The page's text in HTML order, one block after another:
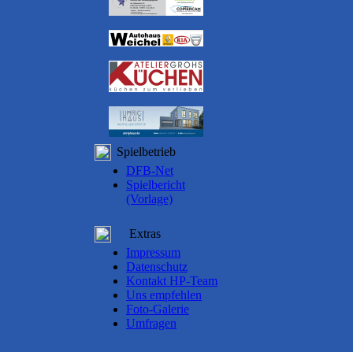
Spielbetrieb
DFB-Net
Spielbericht
(Vorlage)
Extras
Impressum
Datenschutz
Kontakt HP-Team
Uns empfehlen
Foto-Galerie
Umfragen